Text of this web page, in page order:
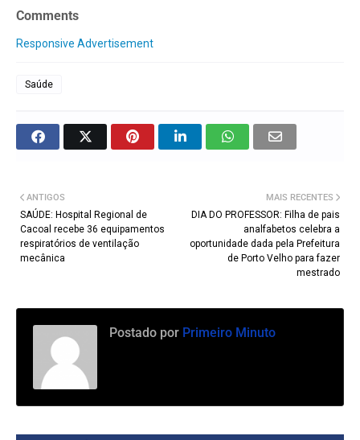
Comments
Responsive Advertisement
Saúde
MAIS RECENTES
DIA DO PROFESSOR: Filha de pais
analfabetos celebra a
oportunidade dada pela Prefeitura
de Porto Velho para fazer
mestrado
ANTIGOS
SAÚDE: Hospital Regional de
Cacoal recebe 36 equipamentos
respiratórios de ventilação
mecânica
Postado por Primeiro Minuto